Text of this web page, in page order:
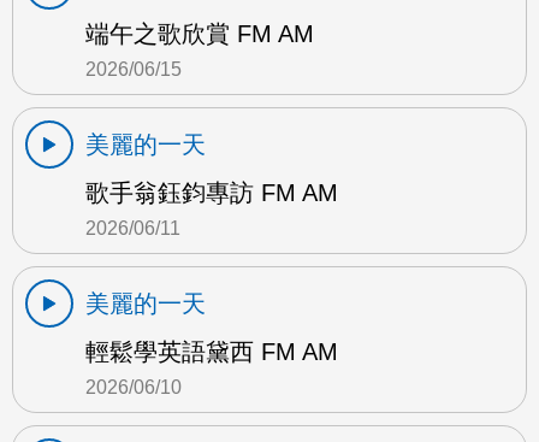
端午之歌欣賞 FM AM
2026/06/15
美麗的一天
歌手翁鈺鈞專訪 FM AM
2026/06/11
美麗的一天
輕鬆學英語黛西 FM AM
2026/06/10